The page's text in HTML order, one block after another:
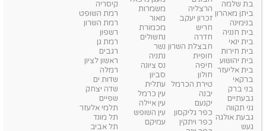
בת שלמה
ביתן מאהרון
בנימינה
בית חנניה
בית ינאי
בית חירות
בית יהושוע
בית אליעזר
ברקאי
בני ברק
גבעתיים
גני תקווה
גבעת אולגה
געש
הרצליה
זכרון יעקב
חריש
חדרה
חבצלת השרון
חופית
חיפה
חולון
טירת הכרמל
יבנה
יקנעם
כפר גליקסון
כפר ויתקין
משמרות
מאור
מכמורת
נחשולים
נשר
נתניה
נס ציונה
סביון
עתלית
עין כרמל
עין איילה
עין השופש
עמיקם
קיסריה
רמת השופט
רמת השרון
רשפון
רמת גן
רגבים
ראשון לציון
רמלה
שדות ים
שדה יצחק
שפיים
תלמי אלעזר
תל מונד
תל אביב